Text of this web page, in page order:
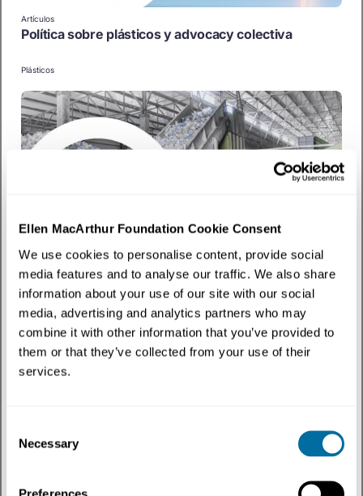
Ellen MacArthur Foundation Cookie Consent
We use cookies to personalise content, provide social
media features and to analyse our traffic. We also share
information about your use of our site with our social
media, advertising and analytics partners who may
combine it with other information that you’ve provided to
them or that they’ve collected from your use of their
services.
Selection
Necessary
Preferences
Artículos
Política sobre plásticos y advocacy colectiva
Plásticos
Desarrollo de infraestructura de recolección y
reciclaje
Plásticos